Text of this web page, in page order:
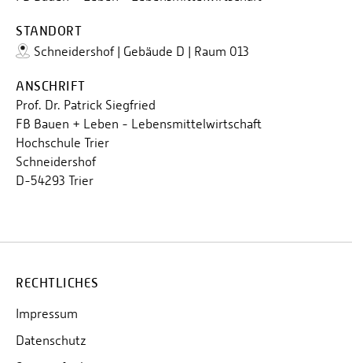
STANDORT
Schneidershof | Gebäude D | Raum 013
ANSCHRIFT
Prof. Dr. Patrick Siegfried
FB Bauen + Leben - Lebensmittelwirtschaft
Hochschule Trier
Schneidershof
D-54293 Trier
RECHTLICHES
Impressum
Datenschutz